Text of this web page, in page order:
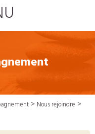
> Nous rejoindre >